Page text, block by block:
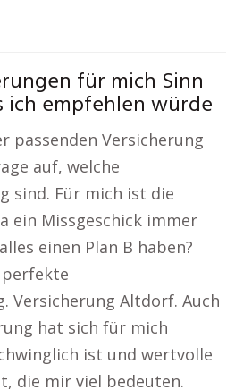
für mich Sinn
ich empfehlen würde
passenden Versicherung
auf, welche
sind. Für mich ist die
ein Missgeschick immer
einen Plan B haben?
Versicherung Altdorf. Auch
hat sich für mich
ist und wertvolle
die mir viel bedeuten.